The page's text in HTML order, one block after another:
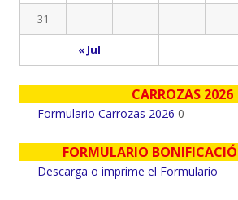
31
« Jul
CARROZAS 2026
Formulario Carrozas 2026 0
FORMULARIO
Descarga o imprime el Formulario